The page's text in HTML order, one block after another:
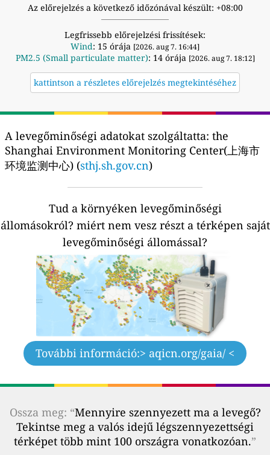
Az előrejelzés a következő időzónával készült: +08:00
Legfrissebb előrejelzési frissítések:
Wind: 15 órája [2026. aug 7. 16:44]
PM2.5 (Small particulate matter): 14 órája [2026. aug 7. 18:12]
kattintson a részletes előrejelzés megtekintéséhez
A levegőminőségi adatokat szolgáltatta: the
Shanghai Environment Monitoring Center(上海市
环境监测中心) (sthj.sh.gov.cn)
Tud a környéken levegőminőségi
állomásokról? miért nem vesz részt a térképen saját
levegőminőségi állomással?
További információ:> aqicn.org/gaia/ <
Ossza meg: “Mennyire szennyezett ma a levegő?
Tekintse meg a valós idejű légszennyezettségi
térképet több mint 100 országra vonatkozóan.”